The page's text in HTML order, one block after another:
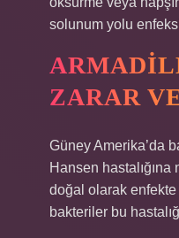
solunum yolu
ZARAR
Güney Amerika’da
Hansen
doğal olarak
bakteriler bu